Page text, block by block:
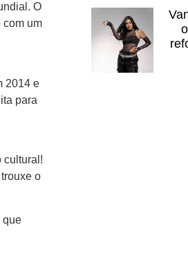
O
com um
2014 e
para
cultural!
o
que